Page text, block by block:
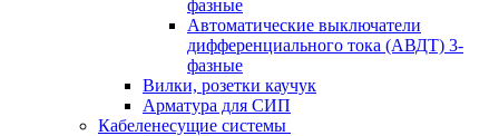
фазные
Автоматические выключатели
дифференциального тока (АВДТ) 3-
фазные
Вилки, розетки каучук
Арматура для СИП
Кабеленесущие системы